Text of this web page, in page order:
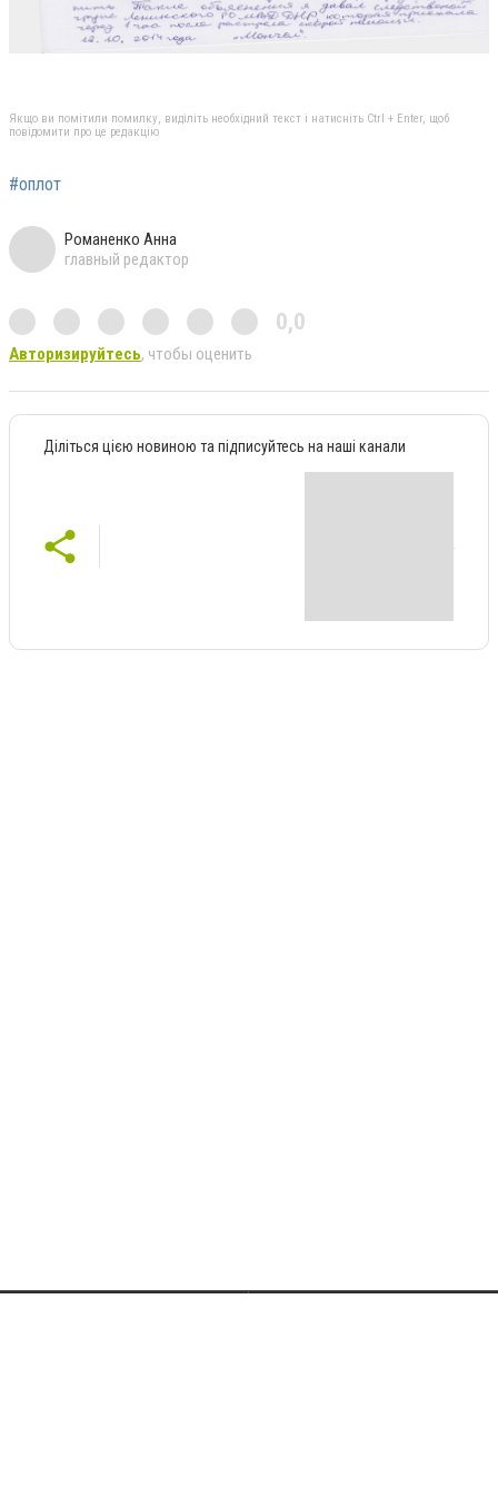
Якщо ви помітили помилку, виділіть необхідний текст і натисніть Ctrl + Enter, щоб
повідомити про це редакцію
#оплот
Романенко Анна
главный редактор
0,0
Авторизируйтесь, чтобы оценить
Діліться цією новиною та підписуйтесь на наші канали